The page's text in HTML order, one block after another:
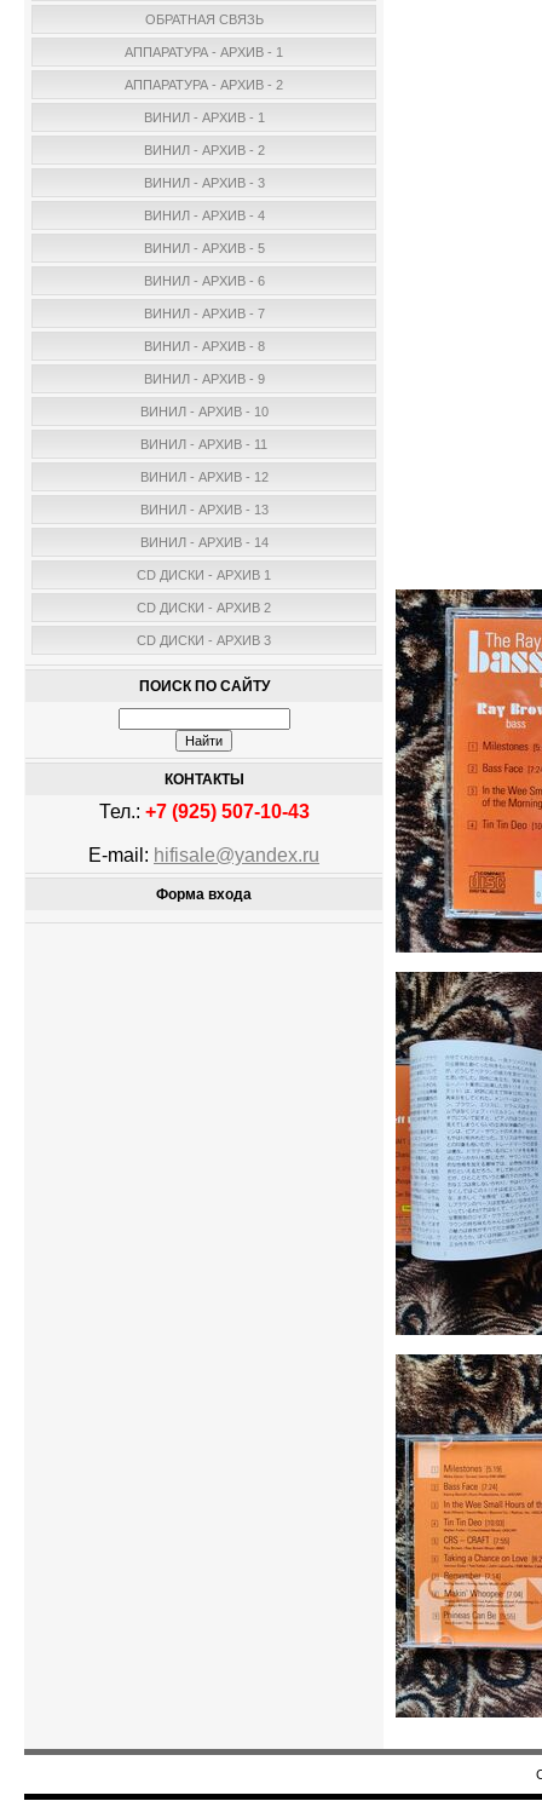
ОБРАТНАЯ СВЯЗЬ
АППАРАТУРА - АРХИВ - 1
АППАРАТУРА - АРХИВ - 2
ВИНИЛ - АРХИВ - 1
ВИНИЛ - АРХИВ - 2
ВИНИЛ - АРХИВ - 3
ВИНИЛ - АРХИВ - 4
ВИНИЛ - АРХИВ - 5
ВИНИЛ - АРХИВ - 6
ВИНИЛ - АРХИВ - 7
ВИНИЛ - АРХИВ - 8
ВИНИЛ - АРХИВ - 9
ВИНИЛ - АРХИВ - 10
ВИНИЛ - АРХИВ - 11
ВИНИЛ - АРХИВ - 12
ВИНИЛ - АРХИВ - 13
ВИНИЛ - АРХИВ - 14
CD ДИСКИ - АРХИВ 1
CD ДИСКИ - АРХИВ 2
CD ДИСКИ - АРХИВ 3
ПОИСК ПО САЙТУ
КОНТАКТЫ
Тел.: +7 (925) 507-10-43
E-mail: hifisale@yandex.ru
Форма входа